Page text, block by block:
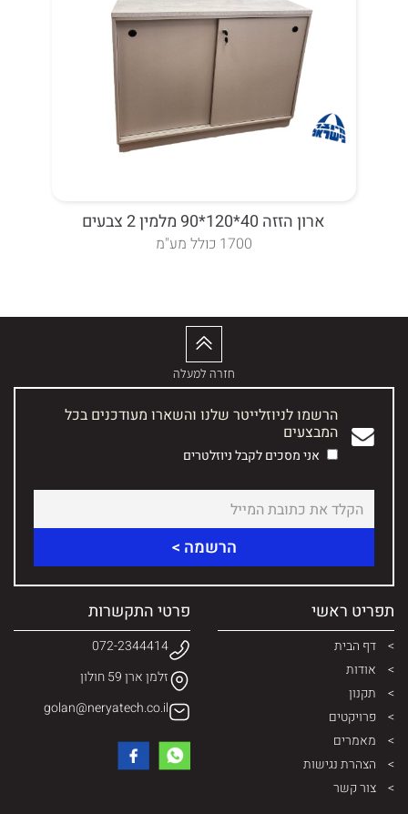
ארון הזזה 40*120*90 מלמין 2 צבעים
1700 כולל מע"מ
חזרה למעלה
הרשמו לניוזלייטר שלנו והשארו מעודכנים בכל
המבצעים
אני מסכים לקבל ניוזלטרים
תפריט ראשי
דף הבית
אודות
תקנון
פרויקטים
מאמרים
הצהרת נגישות
צור קשר
פרטי התקשרות
072-2344414
זלמן ארן 59 חולון
golan@neryatech.co.il